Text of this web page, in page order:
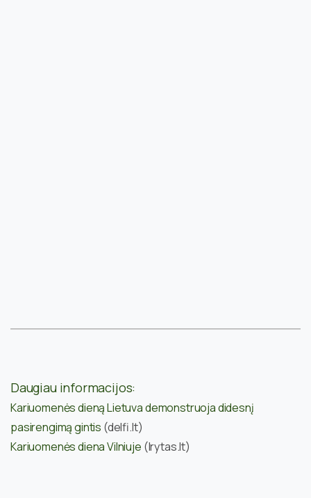
Daugiau informacijos:
Kariuomenės dieną Lietuva demonstruoja didesnį
pasirengimą gintis (delfi.lt)
Kariuomenės diena Vilniuje (lrytas.lt)